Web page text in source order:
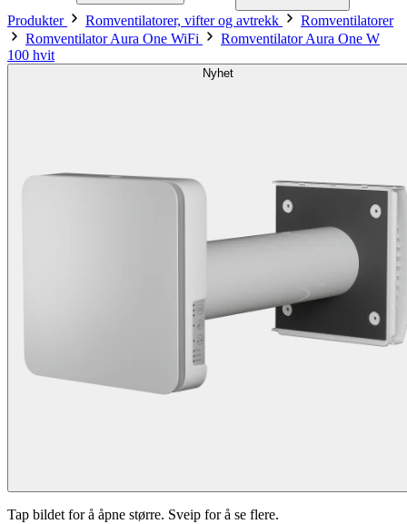
Produkter Romventilatorer, vifter og avtrekk
Romventilatorer
Romventilator Aura One WiFi
Romventilator Aura One W
100 hvit
Nyhet
Tap bildet for å åpne større. Sveip for å se flere.